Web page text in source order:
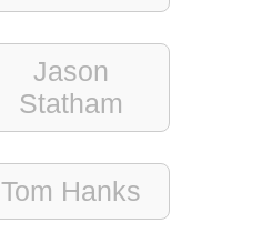
Jason
Statham
Tom Hanks